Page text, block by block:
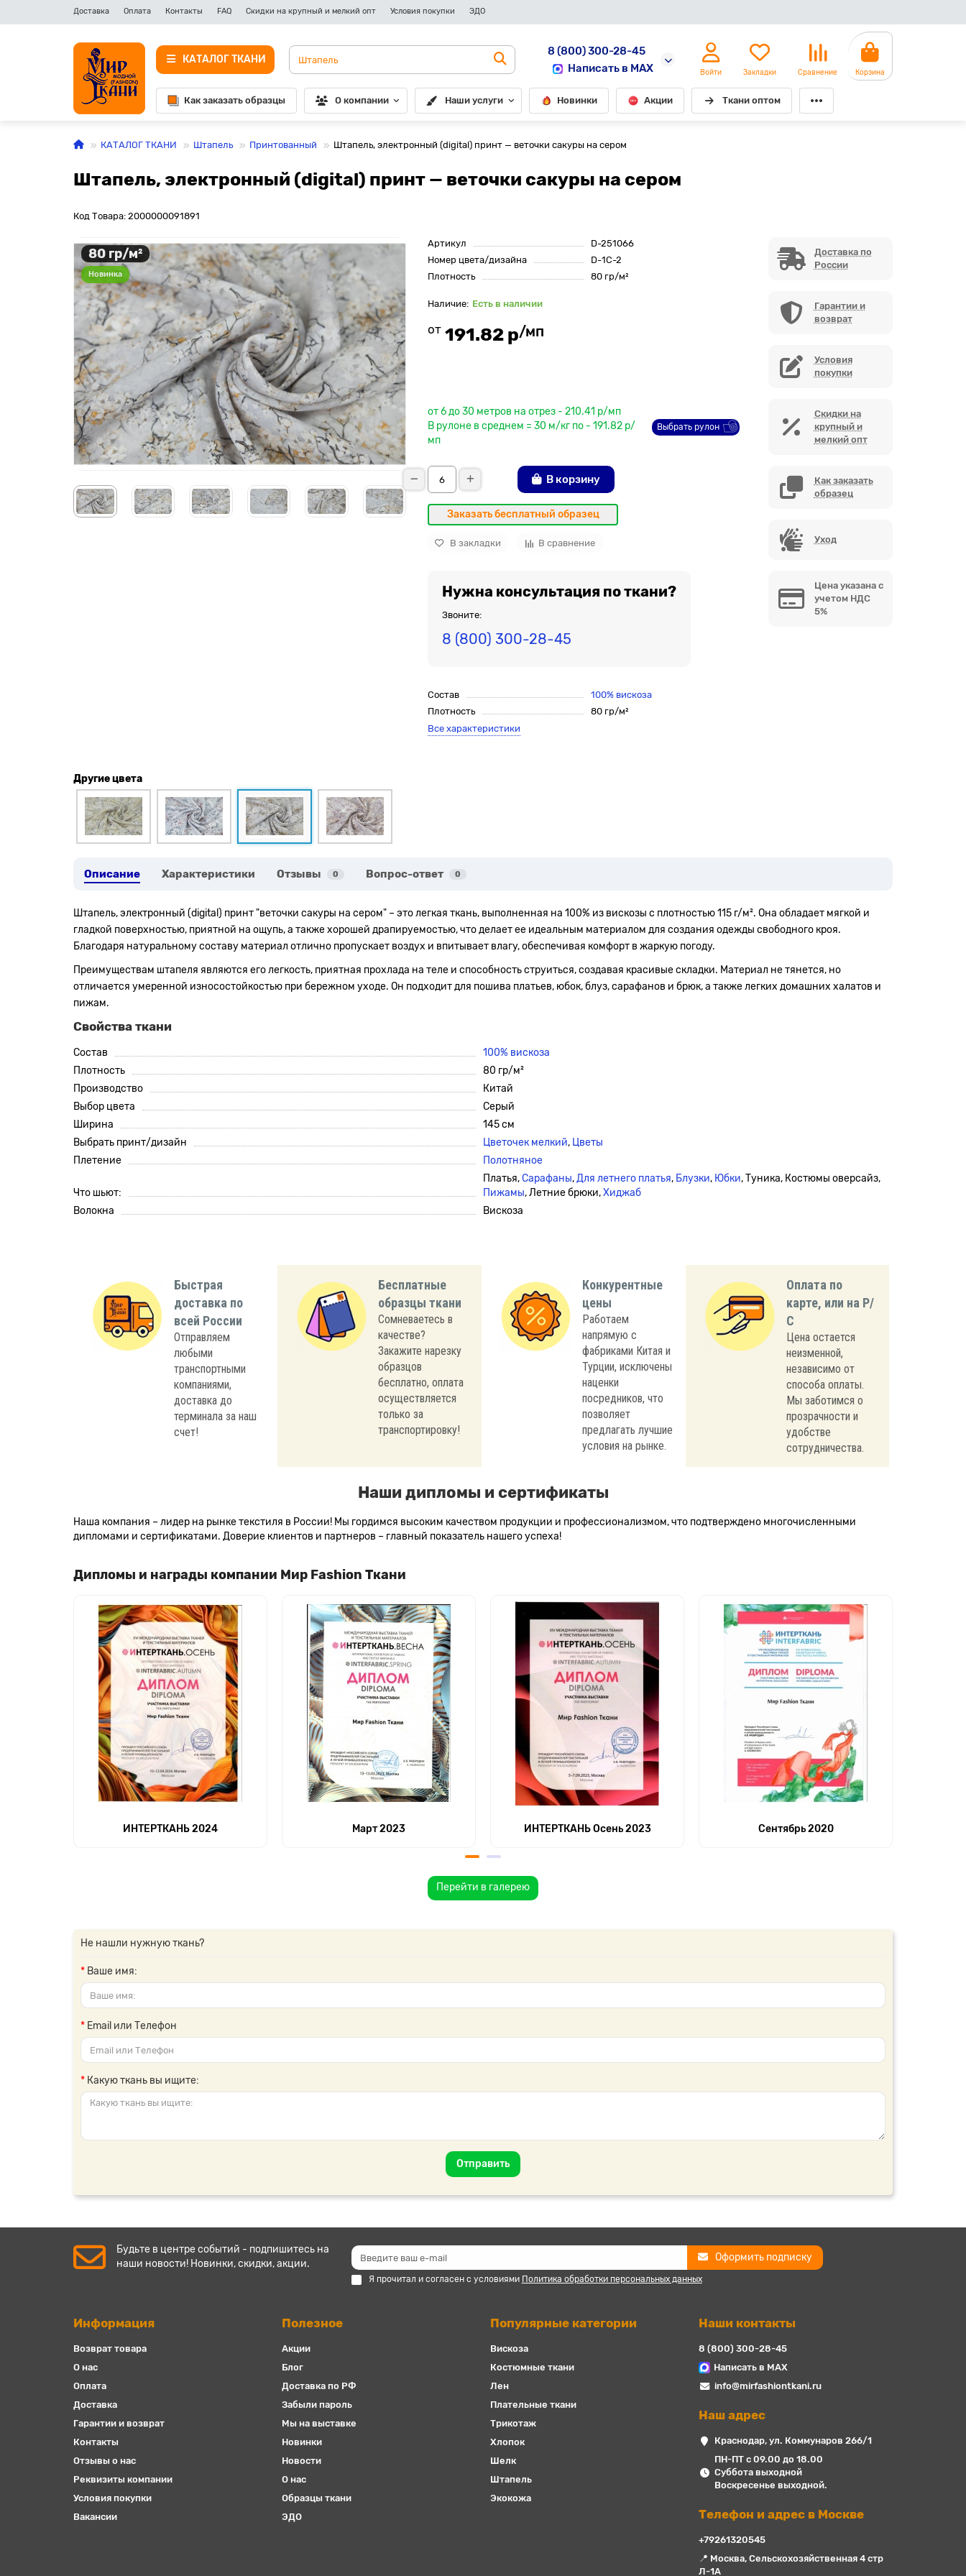
Доставка Оплата Контакты FAQ Скидки на крупный и мелкий опт Условия покупки ЭДО
КАТАЛОГ ТКАНИ
8 (800) 300-28-45
Написать в MAX
Войти Закладки Сравнение Корзина
Как заказать образцы О компании Наши услуги Новинки Акции Ткани оптом
КАТАЛОГ ТКАНИ Штапель Принтованный Штапель, электронный (digital) принт — веточки сакуры на сером
Штапель, электронный (digital) принт — веточки сакуры на сером
Код Товара: 2000000091891
80 гр/м²
Новинка
Артикул
D-251066
Номер цвета/дизайна
D-1C-2
Плотность
80 гр/м²
Есть в наличии
от 191.82 р/мп
от 6 до 30 метров на отрез - 210.41 р/мп
В рулоне в среднем = 30 м/кг по - 191.82 р/
мп
Выбрать рулон
В корзину
Заказать бесплатный образец
В закладки В сравнение
Нужна консультация по ткани?
Звоните:
8 (800) 300-28-45
Состав
100% вискоза
Плотность
80 гр/м²
Все характеристики
Доставка по
России
Гарантии и
возврат
Условия
покупки
Скидки на
крупный и
мелкий опт
Как заказать
образец
Уход
Цена указана с
учетом НДС
5%
Другие цвета
Описание Характеристики Отзывы 0 Вопрос-ответ 0
Штапель, электронный (digital) принт "веточки сакуры на сером" – это легкая ткань, выполненная на 100% из вискозы с плотностью 115 г/м². Она обладает мягкой и
гладкой поверхностью, приятной на ощупь, а также хорошей драпируемостью, что делает ее идеальным материалом для создания одежды свободного кроя.
Благодаря натуральному составу материал отлично пропускает воздух и впитывает влагу, обеспечивая комфорт в жаркую погоду.
Преимуществам штапеля являются его легкость, приятная прохлада на теле и способность струиться, создавая красивые складки. Материал не тянется, но
отличается умеренной износостойкостью при бережном уходе. Он подходит для пошива платьев, юбок, блуз, сарафанов и брюк, а также легких домашних халатов и
пижам.
Свойства ткани
Состав
100% вискоза
Плотность
80 гр/м²
Производство
Китай
Выбор цвета
Серый
Ширина
145 см
Выбрать принт/дизайн
Цветочек мелкий, Цветы
Плетение
Полотняное
Что шьют:
Платья,Сарафаны,Для летнего платья, Блузки, Юбки, Туника, Костюмы оверсайз,
Пижамы, Летние брюки,Хиджаб
Волокна
Вискоза
Быстрая
доставка по
всей России
Отправляем
любыми
транспортными
компаниями,
доставка до
терминала за наш
счет!
Бесплатные
образцы ткани
Сомневаетесь в
качестве?
Закажите нарезку
образцов
бесплатно, оплата
осуществляется
только за
транспортировку!
Конкурентные
цены
Работаем
напрямую с
фабриками Китая и
Турции, исключены
наценки
посредников, что
позволяет
предлагать лучшие
условия на рынке.
Оплата по
карте, или на Р/
С
Цена остается
неизменной,
независимо от
способа оплаты.
Мы заботимся о
прозрачности и
удобстве
сотрудничества.
Наши дипломы и сертификаты
Наша компания – лидер на рынке текстиля в России! Мы гордимся высоким качеством продукции и профессионализмом, что подтверждено многочисленными
дипломами и сертификатами. Доверие клиентов и партнеров – главный показатель нашего успеха!
Дипломы и награды компании Мир Fashion Ткани
ИНТЕРТКАНЬ 2024 Март 2023 ИНТЕРТКАНЬ Осень 2023 Сентябрь 2020
Перейти в галерею
Не нашли нужную ткань?
Ваше имя:
Email или Телефон
Какую ткань вы ищите:
Отправить
Будьте в центре событий - подпишитесь на
наши новости! Новинки, скидки, акции.
Оформить подписку
Я прочитал и согласен с условиями Политика обработки персональных данных
Информация
Возврат товара
О нас
Оплата
Доставка
Гарантии и возврат
Контакты
Отзывы о нас
Реквизиты компании
Условия покупки
Вакансии
Полезное
Акции
Блог
Доставка по РФ
Забыли пароль
Мы на выставке
Новинки
Новости
О нас
Образцы ткани
ЭДО
Популярные категории
Вискоза
Костюмные ткани
Лен
Плательные ткани
Трикотаж
Хлопок
Шелк
Штапель
Экокожа
Наши контакты
8 (800) 300-28-45
Написать в MAX
info@mirfashiontkani.ru
Наш адрес
Краснодар, ул. Коммунаров 266/1
ПН-ПТ с 09.00 до 18.00
Суббота выходной
Воскресенье выходной.
Телефон и адрес в Москве
+79261320545
📍 Москва, Сельскохозяйственная 4 стр
Л-1А